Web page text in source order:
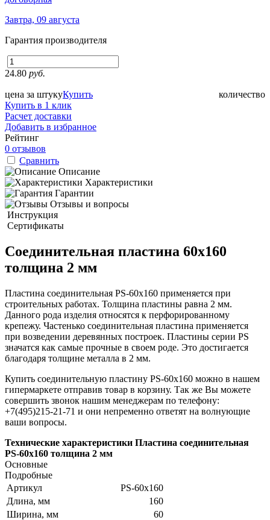
Завтра, 09 августа
Гарантия производителя
24.80 руб.
цена за штуку количество
Купить
Купить в 1 клик
Расчет доставки
Добавить в избранное
Рейтинг
0 отзывов
Сравнить
Описание
Характеристики
Гарантии
Отзывы и вопросы
Инструкция
Сертификаты
Соединительная пластина 60x160
толщина 2 мм
Пластина соединительная PS-60x160 применяется при
строительных работах. Толщина пластины равна 2 мм.
Данного рода изделия относятся к перфорированному
крепежу. Частенько соединительная пластина применяется
при возведении деревянных построек. Пластины серии PS
значатся как самые прочные в своем роде. Это достигается
благодаря толщине металла в 2 мм.
Купить соединительную пластину PS-60x160 можно в нашем
гипермаркете отправив товар в корзину. Так же Вы можете
совершить звонок нашим менеджерам по телефону:
+7(495)215-21-71 и они непременно ответят на волнующие
ваши вопросы.
Технические характеристики Пластина соединительная
PS-60x160 толщина 2 мм
Основные
Подробные
Артикул
PS-60х160
Длина, мм
160
Ширина, мм
60